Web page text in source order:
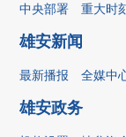
中央部署 重大时
雄安新闻
最新播报 全媒中
雄安政务